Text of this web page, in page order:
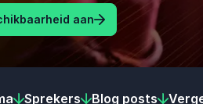
aan
Sprekers Blog posts